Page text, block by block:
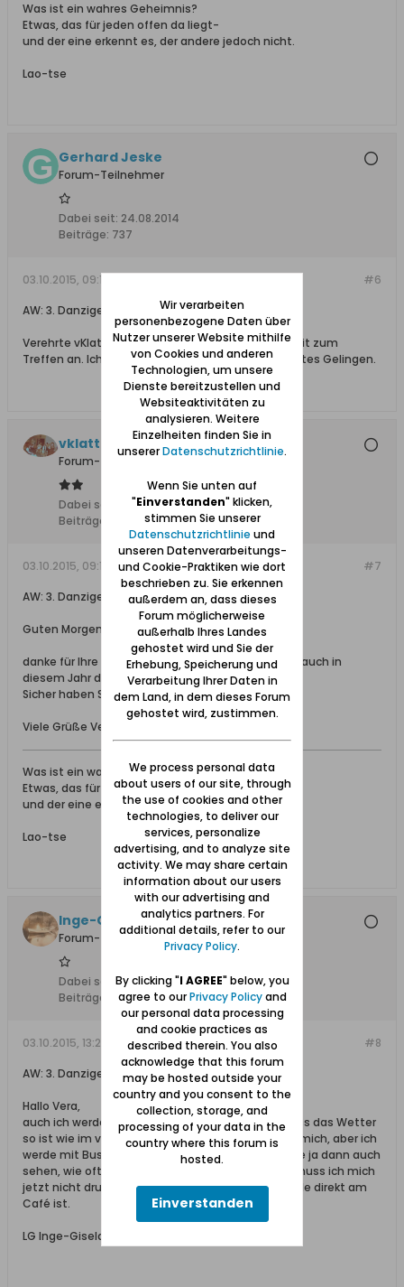
Was ist ein wahres Geheimnis?
Etwas, das für jeden offen da liegt-
und der eine erkennt es, der andere jedoch nicht.
Lao-tse
Gerhard Jeske
Forum-Teilnehmer
Dabei seit: 24.08.2014
Beiträge: 737
#6
03.10.2015, 09:13
AW: 3. Danziger- Treffen in Hamburg
Verehrte vKlattt, Gerhard Jeske meldet sich hiermit zum
Treffen an. Ich wünsche, der Zusammenkunft bestes Gelingen.
vklatt
Forum-Teilnehmer
Dabei seit:
28.03.2009
Beiträge:
#7
03.10.2015, 09:19
AW: 3. Danziger- Treffen in Hamburg
Guten Morgen Herr Jeske,
danke für Ihre Anmeldung. Wir freuen uns, daß Sie auch in
diesem Jahr dabei sind.
Sicher haben Sie wieder viel Neues zu berichten.
Viele Grüße Vera
Was ist ein wahres Geheimnis?
Etwas, das für jeden offen da liegt-
und der eine erkennt es, der andere jedoch nicht.
Lao-tse
Inge-Gisela
Forum-Teilnehmer
Dabei seit:09.11.2012
Beiträge:
1842
#8
03.10.2015, 13:25
AW: 3. Danziger- Treffen in Hamburg
Hallo Vera,
auch ich werde kommen. Dann hoffen wir mal, dass das Wetter
so ist wie im vergangenen Jahr. Mein Mann bringt mich, aber ich
werde mit Bus und S-Bahn zurückfahren. Ich werde ja dann auch
sehen, wie oft der Bus fährt und welche Linie. Da muss ich mich
jetzt nicht drum kümmern, wenn die Bushaltestelle direkt am
Café ist.
LG Inge-Gisela
Wir verarbeiten
personenbezogene Daten über
Nutzer unserer Website mithilfe
von Cookies und anderen
Technologien, um unsere
Dienste bereitzustellen und
Websiteaktivitäten zu
analysieren. Weitere
Einzelheiten finden Sie in
unsererDatenschutzrichtlinie.
Wenn Sie unten auf
"Einverstanden" klicken,
stimmen Sie unserer
Datenschutzrichtlinie und
unseren Datenverarbeitungs-
und Cookie-Praktiken wie dort
beschrieben zu. Sie erkennen
außerdem an, dass dieses
Forum möglicherweise
außerhalb Ihres Landes
gehostet wird und Sie der
Erhebung, Speicherung und
Verarbeitung Ihrer Daten in
dem Land, in dem dieses Forum
gehostet wird, zustimmen.
We process personal data
about users of our site, through
the use of cookies and other
technologies, to deliver our
services, personalize
advertising, and to analyze site
activity. We may share certain
information about our users
with our advertising and
analytics partners. For
additional details, refer to our
Privacy Policy.
By clicking "I AGREE" below, you
agree to ourPrivacy Policyand
our personal data processing
and cookie practices as
described therein. You also
acknowledge that this forum
may be hosted outside your
country and you consent to the
collection, storage, and
processing of your data in the
country where this forum is
hosted.
Einverstanden